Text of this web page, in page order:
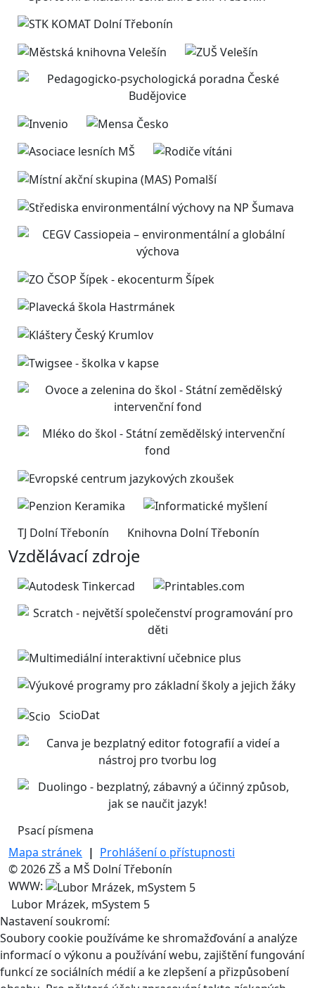
TJ Dolní Třebonín Knihovna Dolní Třebonín
Vzdělávací zdroje
ScioDat
Psací písmena
Mapa stránek | Prohlášení o přístupnosti
© 2026 ZŠ a MŠ Dolní Třebonín
WWW:
Lubor Mrázek, mSystem 5
Nastavení soukromí:
Soubory cookie používáme ke shromažďování a analýze
informací o výkonu a používání webu, zajištění fungování
funkcí ze sociálních médií a ke zlepšení a přizpůsobení